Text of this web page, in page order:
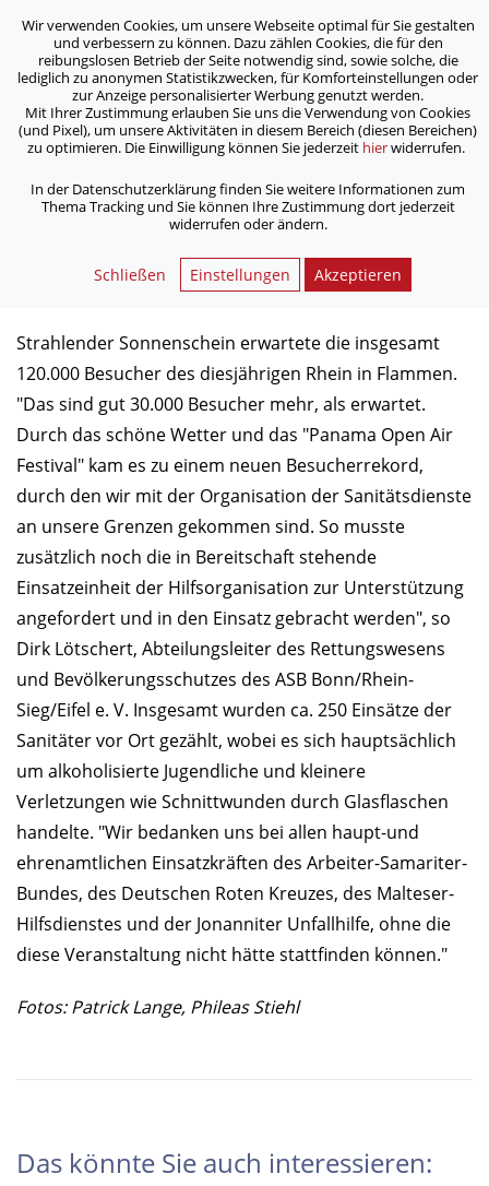
ASB Bonn/Rhein-Sieg/Eifel e.V.
bewegt Menschen
Home / Aktuelles /
Rhein in Flammen bei strahlendem Sonnenschein
Rhein in Flammen bei
strahlendem Sonnenschein
Strahlender Sonnenschein erwartete die insgesamt
120.000 Besucher des diesjährigen Rhein in Flammen.
"Das sind gut 30.000 Besucher mehr, als erwartet.
Durch das schöne Wetter und das "Panama Open Air
Festival" kam es zu einem neuen Besucherrekord,
durch den wir mit der Organisation der Sanitätsdienste
an unsere Grenzen gekommen sind. So musste
zusätzlich noch die in Bereitschaft stehende
Einsatzeinheit der Hilfsorganisation zur Unterstützung
angefordert und in den Einsatz gebracht werden", so
Dirk Lötschert, Abteilungsleiter des Rettungswesens
und Bevölkerungsschutzes des ASB Bonn/Rhein-
Sieg/Eifel e. V. Insgesamt wurden ca. 250 Einsätze der
Sanitäter vor Ort gezählt, wobei es sich hauptsächlich
um alkoholisierte Jugendliche und kleinere
Verletzungen wie Schnittwunden durch Glasflaschen
handelte. "Wir bedanken uns bei allen haupt-und
ehrenamtlichen Einsatzkräften des Arbeiter-Samariter-
Bundes, des Deutschen Roten Kreuzes, des Malteser-
Hilfsdienstes und der Jonanniter Unfallhilfe, ohne die
diese Veranstaltung nicht hätte stattfinden können."
Fotos: Patrick Lange, Phileas Stiehl
Das könnte Sie auch interessieren:
Wir verwenden Cookies, um unsere Webseite optimal für Sie gestalten
und verbessern zu können. Dazu zählen Cookies, die für den
reibungslosen Betrieb der Seite notwendig sind, sowie solche, die
lediglich zu anonymen Statistikzwecken, für Komforteinstellungen oder
zur Anzeige personalisierter Werbung genutzt werden.
Mit Ihrer Zustimmung erlauben Sie uns die Verwendung von Cookies
(und Pixel), um unsere Aktivitäten in diesem Bereich (diesen Bereichen)
zu optimieren. Die Einwilligung können Sie jederzeit hierwiderrufen.
In der Datenschutzerklärung finden Sie weitere Informationen zum
Thema Tracking und Sie können Ihre Zustimmung dort jederzeit
widerrufen oder ändern.
Schließen Einstellungen Akzeptieren